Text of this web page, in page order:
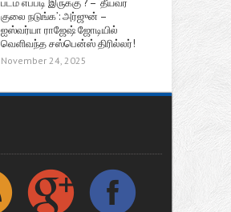
குலை நடுங்க’: அர்ஜுன் –
ஐஸ்வர்யா ராஜேஷ் ஜோடியில்
வெளிவந்த சஸ்பென்ஸ் திரில்லர்!
November 24, 2025